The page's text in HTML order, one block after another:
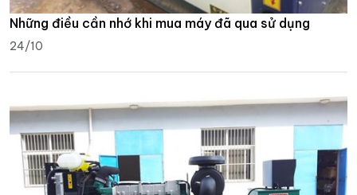
Những điều cần nhớ khi mua máy đã qua sử dụng
24/10